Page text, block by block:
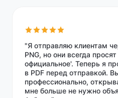
"Я отправляю клиентам
PNG, но они всегда
официальное'. Теперь я
в PDF перед отправкой.
профессионально,
мне больше не нужно